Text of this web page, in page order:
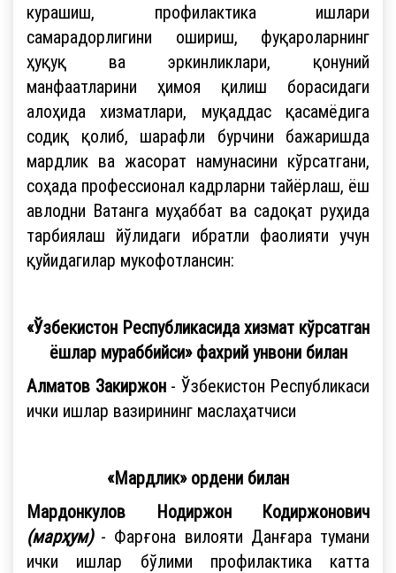
курашиш, профилактика ишлари
самарадорлигини ошириш, фуқароларнинг
ҳуқуқ ва эркинликлари, қонуний
манфаатларини ҳимоя қилиш борасидаги
алоҳида хизматлари, муқаддас қасамёдига
содиқ қолиб, шарафли бурчини бажаришда
мардлик ва жасорат намунасини кўрсатгани,
соҳада профессионал кадрларни тайёрлаш, ёш
авлодни Ватанга муҳаббат ва садоқат руҳида
тарбиялаш йўлидаги ибратли фаолияти учун
қуйидагилар мукофотлансин:
«Ўзбекистон Республикасида хизмат кўрсатган
ёшлар мураббийси» фахрий унвони билан
Алматов Закиржон- Ўзбекистон Республикаси
ички ишлар вазирининг маслаҳатчиси
«Мардлик» ордени билан
Мардонкулов Нодиржон Кодиржонович
(марҳум) - Фарғона вилояти Данғара тумани
ички ишлар бўлими профилактика катта